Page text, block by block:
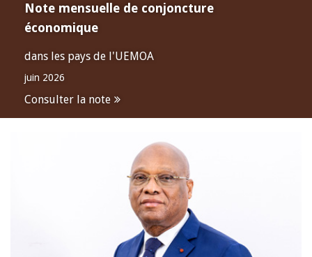
Note mensuelle de conjoncture
économique
dans les pays de l'UEMOA
juin 2026
Consulter la note